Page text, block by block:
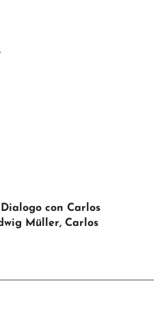
Dialogo con Carlos
Müller, Carlos